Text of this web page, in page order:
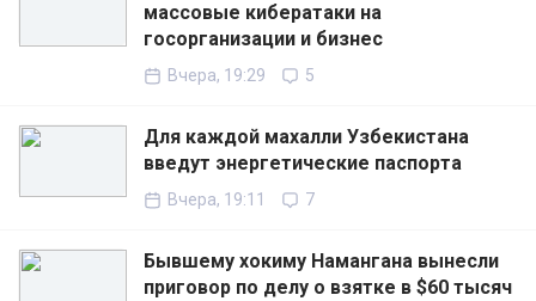
массовые кибератаки на
госорганизации и бизнес
Вчера, 19:29 5
Для каждой махалли Узбекистана
введут энергетические паспорта
Вчера, 19:11 7
Бывшему хокиму Намангана вынесли
приговор по делу о взятке в $60 тысяч